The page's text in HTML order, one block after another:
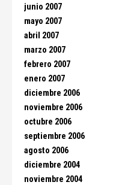
junio 2007
mayo 2007
abril 2007
marzo 2007
febrero 2007
enero 2007
diciembre 2006
noviembre 2006
octubre 2006
septiembre 2006
agosto 2006
diciembre 2004
noviembre 2004